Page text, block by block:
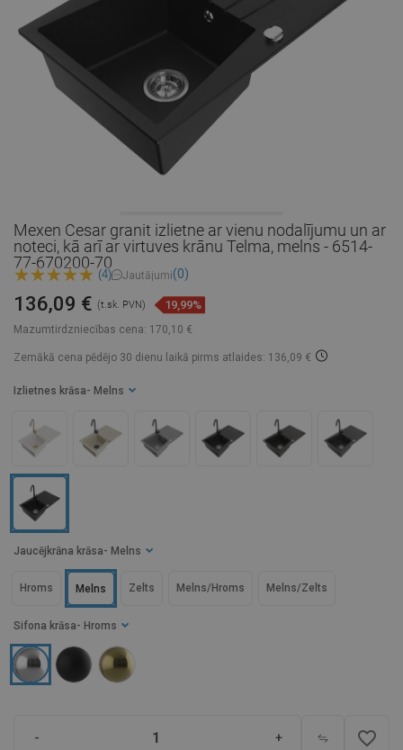
Mexen Cesar granit izlietne ar vienu nodalījumu un ar
noteci, kā arī ar virtuves krānu Telma, melns - 6514-
77-670200-70
(4) Jautājumi(0)
Mazumtirdzniecības cena: 170,10 €
136,09 € (t.sk. PVN) 19,99%
Zemākā cena pēdējo 30 dienu laikā pirms atlaides: 136,09 €
Sifona krāsa - Hroms
Izlietnes krāsa - Melns
Jaucējkrāna krāsa - Melns
Hroms Melns Zelts Melns/Hroms Melns/Zelts
- + favorite_border